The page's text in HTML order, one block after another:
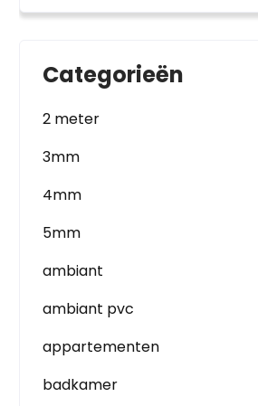
Categorieën
2 meter
3mm
4mm
5mm
ambiant
ambiant pvc
appartementen
badkamer